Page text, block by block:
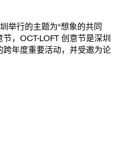
举行的主题为“想象的共同
，OCT-LOFT 创意节是深圳
跨年度重要活动，并受邀为论